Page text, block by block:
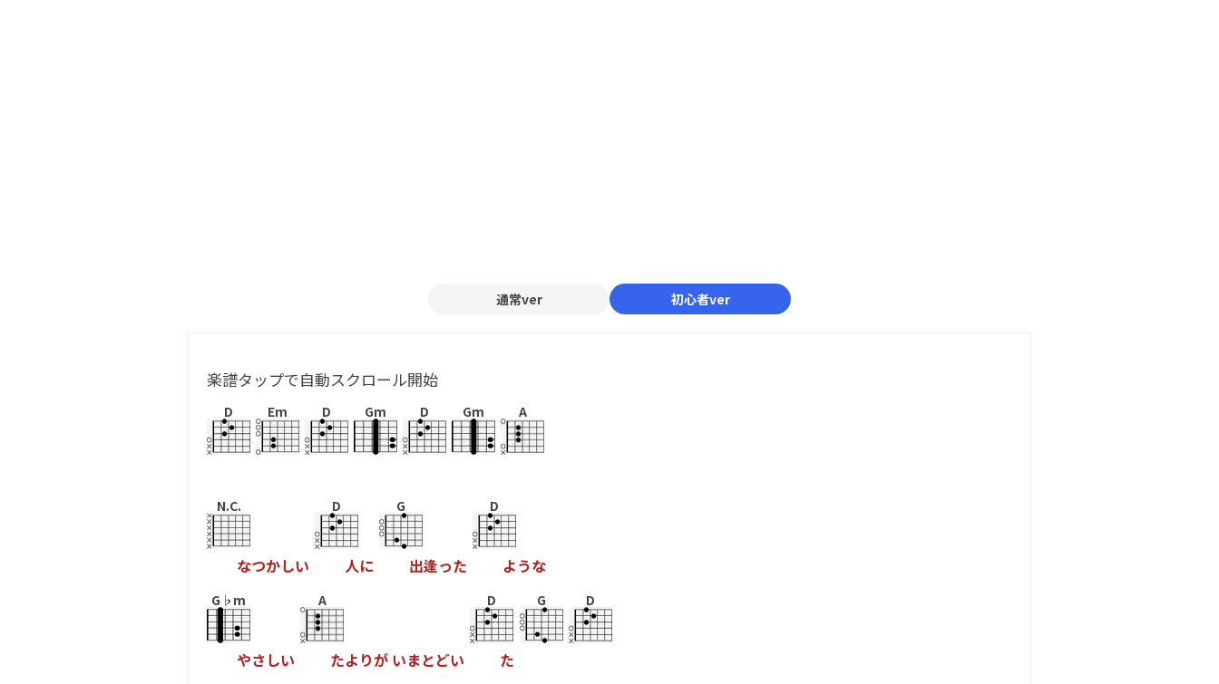
通常ver 初心者ver
楽譜タップで自動スクロール開始
D Em D Gm D Gm A
N.C.
なつかしい
D
人に
G
出逢った
D
ような
G♭m
やさしい
A
たよ りが いまとどい
D
た
G D